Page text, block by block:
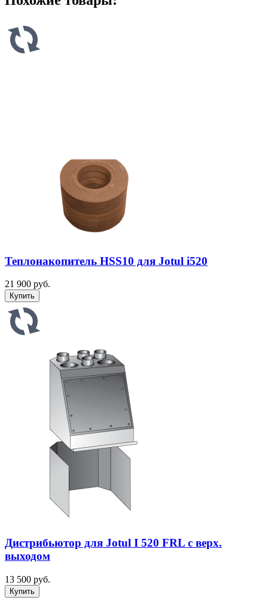
Теплонакопитель HSS10 для Jotul i520
21 900 руб.
Дистрибьютор для Jotul I 520 FRL с верх.
выходом
13 500 руб.